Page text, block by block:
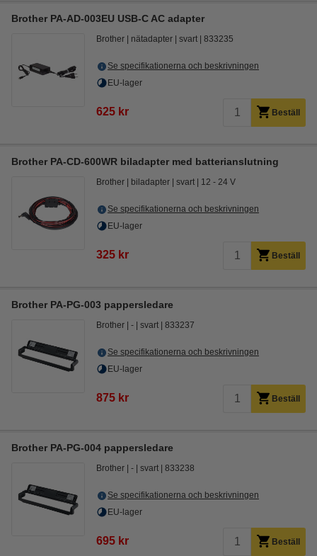
Brother PA-AD-003EU USB-C AC adapter
Brother nätadapter svart 833235
Se specifikationerna och beskrivningen
EU-lager
625 kr Beställ
Brother PA-CD-600WR biladapter med batterianslutning
Brother biladapter svart 12 - 24 V
Se specifikationerna och beskrivningen
EU-lager
325 kr Beställ
Brother PA-PG-003 pappersledare
Brother - svart 833237
Se specifikationerna och beskrivningen
EU-lager
875 kr Beställ
Brother PA-PG-004 pappersledare
Brother - svart 833238
Se specifikationerna och beskrivningen
EU-lager
695 kr Beställ